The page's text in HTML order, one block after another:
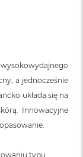
a jednocześnie
układa się na
Innowacyjne
typu